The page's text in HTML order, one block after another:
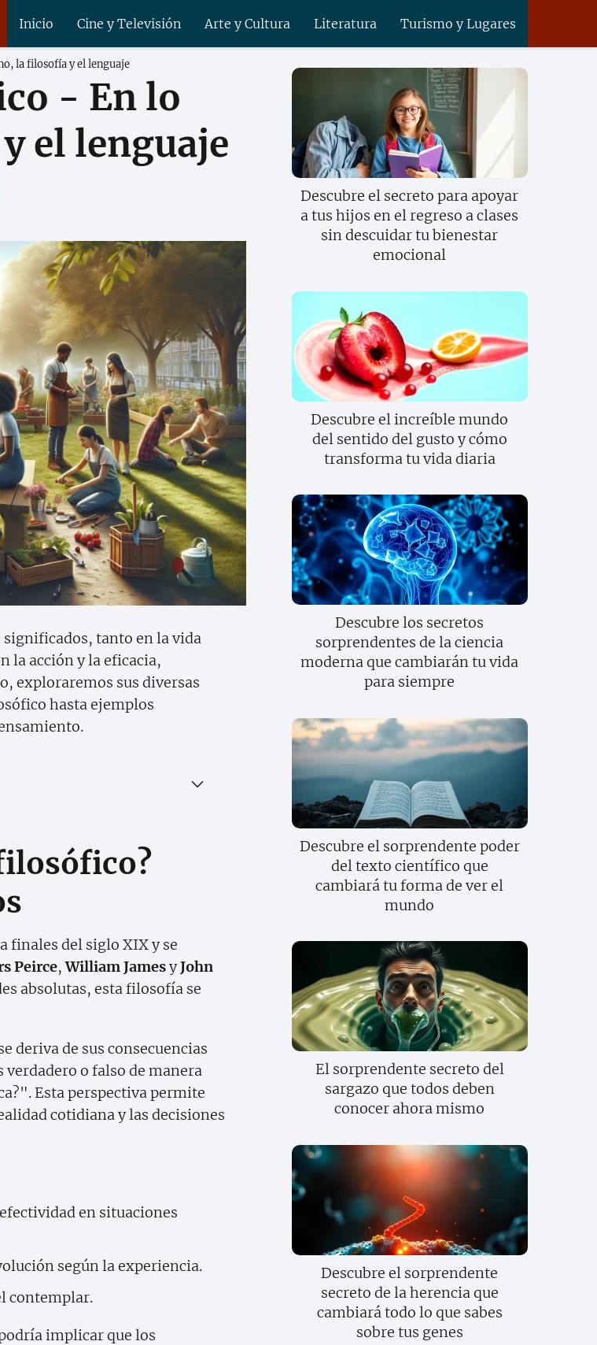
Inicio Cine y Televisión Arte y Cultura Literatura Turismo y Lugares
la filosofía y el lenguaje
- En lo
el lenguaje
significados, tanto en la vida
la acción y la eficacia,
exploraremos sus diversas
hasta ejemplos
finales del siglo XIX y se
Peirce,William JamesyJohn
absolutas, esta filosofía se
deriva de sus consecuencias
o falso de manera
Esta perspectiva permite
cotidiana y las decisiones
en situaciones
según la experiencia.
contemplar.
implicar que los
Descubre el secreto para apoyar
a tus hijos en el regreso a clases
sin descuidar tu bienestar
emocional
Descubre el increíble mundo
del sentido del gusto y cómo
transforma tu vida diaria
Descubre los secretos
sorprendentes de la ciencia
moderna que cambiarán tu vida
para siempre
Descubre el sorprendente poder
del texto científico que
cambiará tu forma de ver el
mundo
El sorprendente secreto del
sargazo que todos deben
conocer ahora mismo
Descubre el sorprendente
secreto de la herencia que
cambiará todo lo que sabes
sobre tus genes